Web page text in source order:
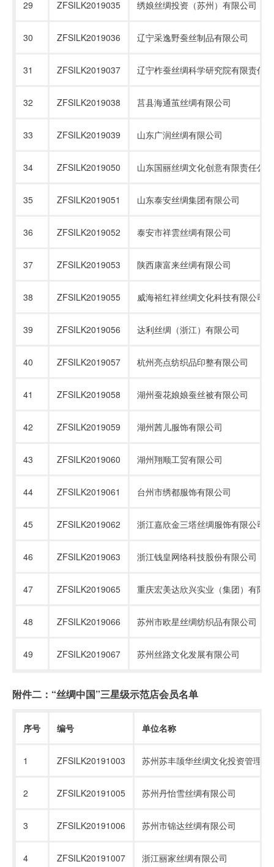
29 ZFSILK2019035 绣娘丝绸投资（苏州）有限公司
30 ZFSILK2019036 辽宁采逸野蚕丝制品有限公司
31 ZFSILK2019037 辽宁柞蚕丝绸科学研究院有限责任
32 ZFSILK2019038 莒县海通茧丝绸有限公司
33 ZFSILK2019039 山东广润丝绸有限公司
34 ZFSILK2019050 山东国丽丝绸文化创意有限责任公司
35 ZFSILK2019051 山东泰安丝绸集团有限公司
36 ZFSILK2019052 泰安市祥雲丝绸有限公司
37 ZFSILK2019053 陕西康富来丝绸有限公司
38 ZFSILK2019055 威海裕红祥丝绸文化科技有限公司
39 ZFSILK2019056 达利丝绸（浙江）有限公司
40 ZFSILK2019057 杭州亮点纺织品印整有限公司
41 ZFSILK2019058 湖州蚕花娘娘蚕丝被有限公司
42 ZFSILK2019059 湖州茜儿服饰有限公司
43 ZFSILK2019060 湖州翔顺工贸有限公司
44 ZFSILK2019061 台州市绣都服饰有限公司
45 ZFSILK2019062 浙江嘉欣金三塔丝绸服饰有限公司
46 ZFSILK2019063 浙江钱皇网络科技股份有限公司
47 ZFSILK2019065 重庆宏美达欣兴实业（集团）有限
48 ZFSILK2019066 苏州市欧星丝绸纺织品有限公司
49 ZFSILK2019067 苏州丝路文化发展有限公司
附件二：“丝绸中国”三星级示范店会员名单
序号 编号 单位名称
1 ZFSILK20191003 苏州苏丰颉华丝绸文化投资管理有
2 ZFSILK20191005 苏州丹怡雪丝绸有限公司
3 ZFSILK20191006 苏州市锦达丝绸有限公司
4 ZFSILK20191007 浙江丽家丝绸有限公司